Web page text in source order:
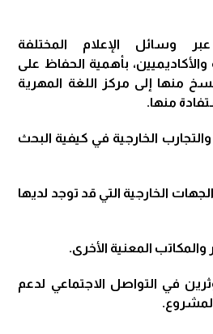
وسائل الإعلام المختلفة
بأهمية الحفاظ على
منها إلى مركز اللغة المهرية
منها.
الخارجية في كيفية البحث
الخارجية التي قد توجد لديها
المعنية الأخرى.
في التواصل الاجتماعي لدعم
المشروع.